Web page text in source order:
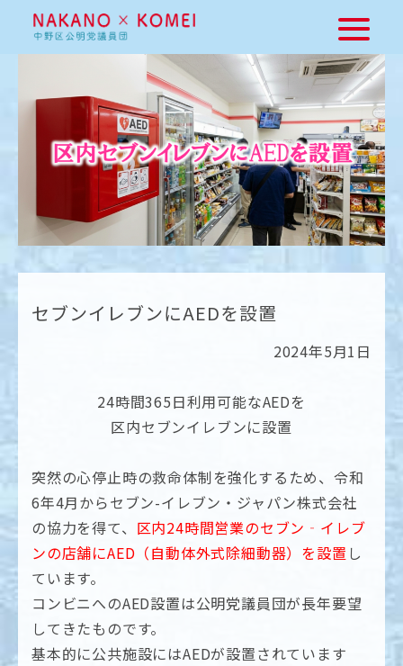
セブンイレブンにAEDを設置
2024年5月1日
24時間365日利用可能なAEDを
区内セブンイレブンに設置
突然の心停止時の救命体制を強化するため、令和
6年4月からセブン-イレブン・ジャパン株式会社
の協力を得て、 区内24時間営業のセブン‐イレブ
ンの店舗にAED（自動体外式除細動器）を設置 し
ています。
コンビニへのAED設置は公明党議員団が長年要望
してきたものです。
基本的に公共施設にはAEDが設置されています